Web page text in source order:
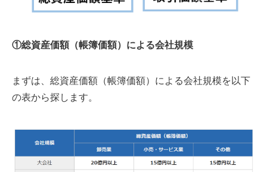
①総資産価額（帳簿価額）による会社規模
まずは、総資産価額（帳簿価額）による会社規模を以下
の表から探します。